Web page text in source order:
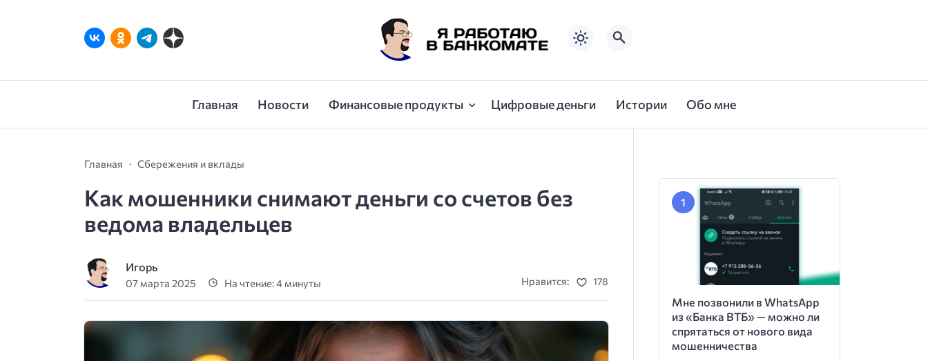
Главная Новости Финансовые продукты Цифровые деньги Истории Обо мне
Главная Сбережения и вклады
Как мошенники снимают деньги со счетов без
ведома владельцев
Игорь
07 марта 2025 На чтение: 4 минуты Нравится: 178
Мне позвонили в WhatsApp
из «Банка ВТБ» — можно ли
спрятаться от нового вида
мошенничества